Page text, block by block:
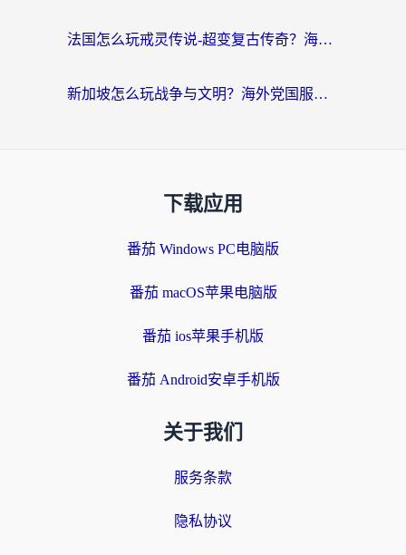
法国怎么玩戒灵传说-超变复古传奇？海外玩家国服游戏加速终极指南
新加坡怎么玩战争与文明？海外党国服游戏加速器终极避坑指南
下载应用
番茄 Windows PC电脑版
番茄 macOS苹果电脑版
番茄 ios苹果手机版
番茄 Android安卓手机版
关于我们
服务条款
隐私协议